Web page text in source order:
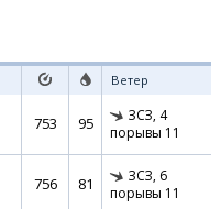
Ветер
753 95 ЗСЗ, 4
порывы 11
756 81 ЗСЗ, 6
порывы 11